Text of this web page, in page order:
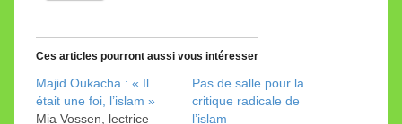
Ces articles pourront aussi vous intéresser
Majid Oukacha : « Il
était une foi, l’islam »
Mia Vossen, lectrice
Pas de salle pour la
critique radicale de
l’islam